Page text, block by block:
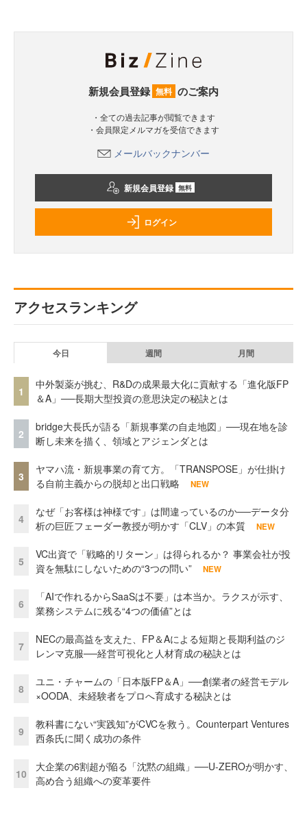
新規会員登録 無料 のご案内
・全ての過去記事が閲覧できます
・会員限定メルマガを受信できます
メールバックナンバー
新規会員登録 無料
ログイン
アクセスランキング
今日 週間 月間
1
中外製薬が挑む、R&Dの成果最大化に貢献する「進化版FP
＆A」──長期大型投資の意思決定の秘訣とは
2
bridge大長氏が語る「新規事業の自走地図」──現在地を診
断し未来を描く、領域とアジェンダとは
3
ヤマハ流・新規事業の育て方。「TRANSPOSE」が仕掛け
る自前主義からの脱却と出口戦略
NEW
4
なぜ「お客様は神様です」は間違っているのか──データ分
析の巨匠フェーダー教授が明かす「CLV」の本質
NEW
5
VC出資で「戦略的リターン」は得られるか？ 事業会社が投
資を無駄にしないための“3つの問い”
NEW
6
「AIで作れるからSaaSは不要」は本当か。ラクスが示す、
業務システムに残る“4つの価値”とは
7
NECの最高益を支えた、FP＆Aによる短期と長期利益のジ
レンマ克服──経営可視化と人材育成の秘訣とは
8
ユニ・チャームの「日本版FP＆A」──創業者の経営モデル
×OODA、未経験者をプロへ育成する秘訣とは
9
教科書にない“実践知”がCVCを救う。Counterpart Ventures
西条氏に聞く成功の条件
10
大企業の6割超が陥る「沈黙の組織」──U-ZEROが明かす、
高め合う組織への変革要件